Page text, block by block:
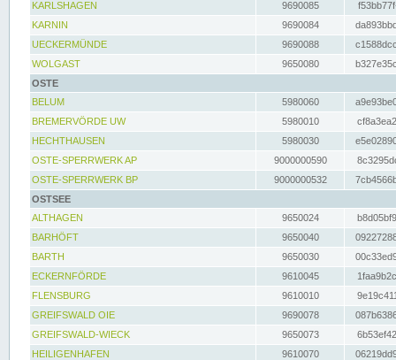
KARLSHAGEN
9690085
KARNIN
9690084
UECKERMÜNDE
9690088
WOLGAST
9650080
OSTE
BELUM
5980060
BREMERVÖRDE UW
5980010
HECHTHAUSEN
5980030
OSTE-SPERRWERK AP
9000000590
OSTE-SPERRWERK BP
9000000532
OSTSEE
ALTHAGEN
9650024
BARHÖFT
9650040
BARTH
9650030
ECKERNFÖRDE
9610045
FLENSBURG
9610010
GREIFSWALD OIE
9690078
GREIFSWALD-WIECK
9650073
HEILIGENHAFEN
9610070